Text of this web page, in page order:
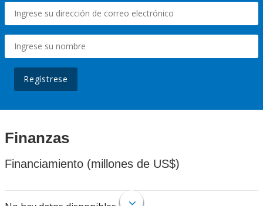
Regístrese
Finanzas
Financiamiento (millones de US$)